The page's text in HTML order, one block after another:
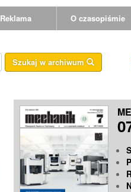
Reklama O czasopiśmie
Szukaj w archiwum